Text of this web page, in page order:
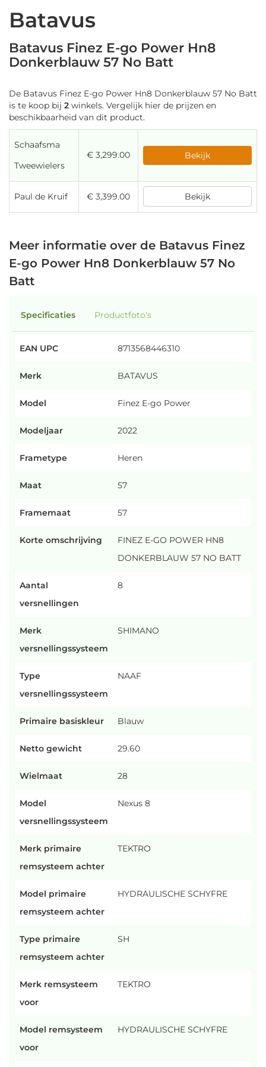
Batavus
Batavus Finez E-go Power Hn8
Donkerblauw 57 No Batt
De Batavus Finez E-go Power Hn8 Donkerblauw 57 No Batt
is te koop bij 2 winkels. Vergelijk hier de prijzen en
beschikbaarheid van dit product.
Schaafsma
Tweewielers
€ 3,299.00 Bekijk
Paul de Kruif € 3,399.00 Bekijk
Meer informatie over de Batavus Finez
E-go Power Hn8 Donkerblauw 57 No
Batt
Specificaties Productfoto's
EAN UPC 8713568446310
Merk BATAVUS
Model Finez E-go Power
Modeljaar 2022
Frametype Heren
Maat 57
Framemaat 57
Korte omschrijving
FINEZ E-GO POWER HN8
DONKERBLAUW 57 NO BATT
Aantal
versnellingen
8
Merk
versnellingssysteem
SHIMANO
Type
versnellingssysteem
NAAF
Primaire basiskleur Blauw
Netto gewicht 29.60
Wielmaat 28
Model
versnellingssysteem
Nexus 8
Merk primaire
remsysteem achter
TEKTRO
Model primaire
remsysteem achter
HYDRAULISCHE SCHYFRE
Type primaire
remsysteem achter
SH
Merk remsysteem
voor
TEKTRO
Model remsysteem
voor
HYDRAULISCHE SCHYFRE